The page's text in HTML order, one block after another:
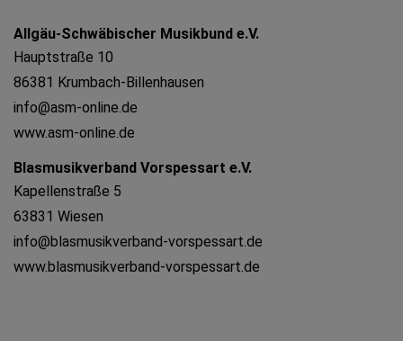
Allgäu-Schwäbischer Musikbund e.V.
Hauptstraße 10
86381 Krumbach-Billenhausen
info@asm-online.de
www.asm-online.de
Blasmusikverband Vorspessart e.V.
Kapellenstraße 5
63831 Wiesen
info@blasmusikverband-vorspessart.de
www.blasmusikverband-vorspessart.de